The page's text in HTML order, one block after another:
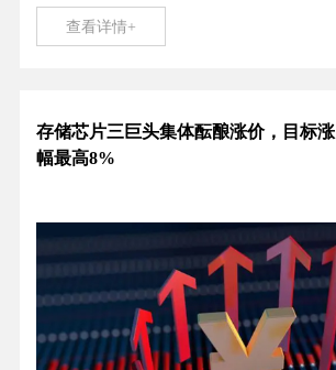
查看详情+
存储芯片三巨头集体酝酿涨价，目标涨
幅最高8%